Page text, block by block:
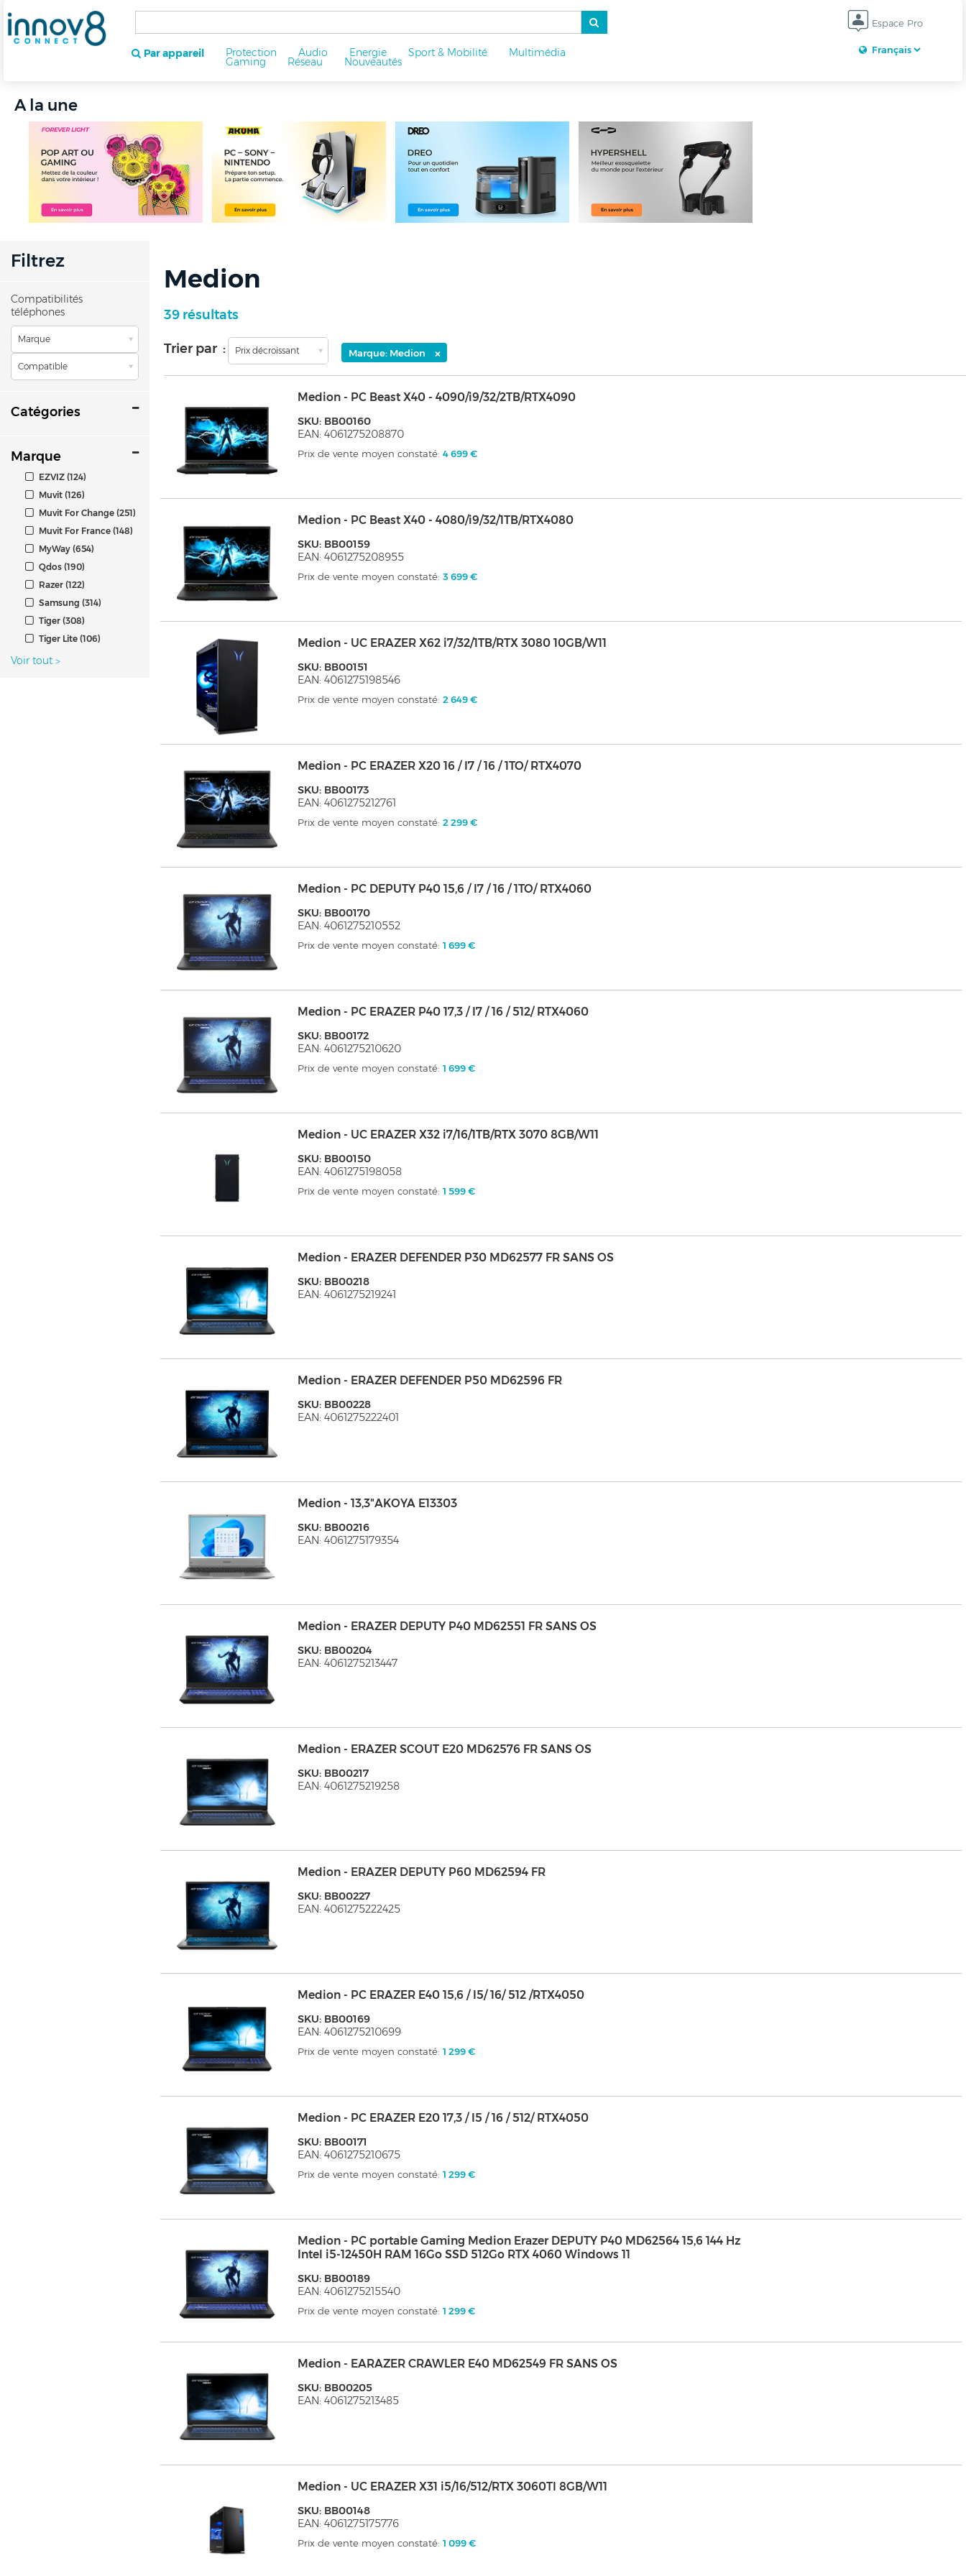
Espace Pro
Par appareil Protection Audio Energie Sport & Mobilité Multimédia
Gaming Réseau Nouveautés
A la une
Filtrez
Compatibilités
téléphones
Marque
Compatible
Catégories
Marque
EZVIZ (124)
Muvit (126)
Muvit For Change (251)
Muvit For France (148)
MyWay (654)
Qdos (190)
Razer (122)
Samsung (314)
Tiger (308)
Tiger Lite (106)
Voir tout >
Medion
39 résultats
Trier par : Prix décroissant Marque: Medion ×
Medion - PC Beast X40 - 4090/i9/32/2TB/RTX4090
SKU: BB00160
EAN: 4061275208870
Prix de vente moyen constaté:4 699 €
Medion - PC Beast X40 - 4080/i9/32/1TB/RTX4080
SKU: BB00159
EAN: 4061275208955
Prix de vente moyen constaté:3 699 €
Medion - UC ERAZER X62 i7/32/1TB/RTX 3080 10GB/W11
SKU: BB00151
EAN: 4061275198546
Prix de vente moyen constaté:2 649 €
Medion - PC ERAZER X20 16 / I7 / 16 / 1TO/ RTX4070
SKU: BB00173
EAN: 4061275212761
Prix de vente moyen constaté:2 299 €
Medion - PC DEPUTY P40 15,6 / I7 / 16 / 1TO/ RTX4060
SKU: BB00170
EAN: 4061275210552
Prix de vente moyen constaté:1 699 €
Medion - PC ERAZER P40 17,3 / I7 / 16 / 512/ RTX4060
SKU: BB00172
EAN: 4061275210620
Prix de vente moyen constaté:1 699 €
Medion - UC ERAZER X32 i7/16/1TB/RTX 3070 8GB/W11
SKU: BB00150
EAN: 4061275198058
Prix de vente moyen constaté:1 599 €
Medion - ERAZER DEFENDER P30 MD62577 FR SANS OS
SKU: BB00218
EAN: 4061275219241
Medion - ERAZER DEFENDER P50 MD62596 FR
SKU: BB00228
EAN: 4061275222401
Medion - 13,3"AKOYA E13303
SKU: BB00216
EAN: 4061275179354
Medion - ERAZER DEPUTY P40 MD62551 FR SANS OS
SKU: BB00204
EAN: 4061275213447
Medion - ERAZER SCOUT E20 MD62576 FR SANS OS
SKU: BB00217
EAN: 4061275219258
Medion - ERAZER DEPUTY P60 MD62594 FR
SKU: BB00227
EAN: 4061275222425
Medion - PC ERAZER E40 15,6 / I5/ 16/ 512 /RTX4050
SKU: BB00169
EAN: 4061275210699
Prix de vente moyen constaté:1 299 €
Medion - PC ERAZER E20 17,3 / I5 / 16 / 512/ RTX4050
SKU: BB00171
EAN: 4061275210675
Prix de vente moyen constaté:1 299 €
Medion - PC portable Gaming Medion Erazer DEPUTY P40 MD62564 15,6 144 Hz
Intel i5-12450H RAM 16Go SSD 512Go RTX 4060 Windows 11
SKU: BB00189
EAN: 4061275215540
Prix de vente moyen constaté:1 299 €
Medion - EARAZER CRAWLER E40 MD62549 FR SANS OS
SKU: BB00205
EAN: 4061275213485
Medion - UC ERAZER X31 i5/16/512/RTX 3060TI 8GB/W11
SKU: BB00148
EAN: 4061275175776
Prix de vente moyen constaté:1 099 €